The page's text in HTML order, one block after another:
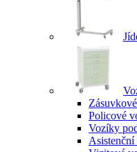
Policové
Vozíky